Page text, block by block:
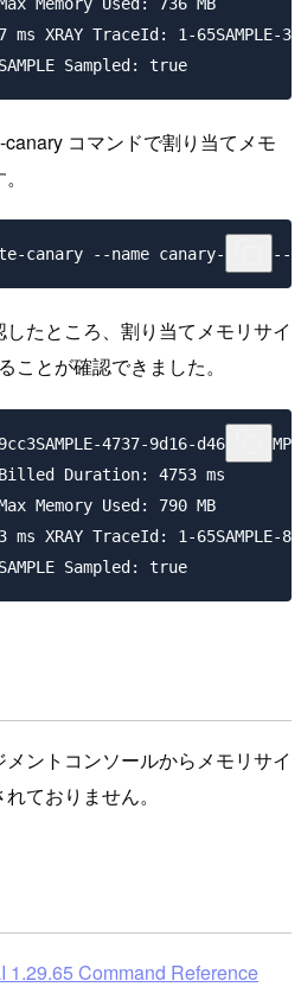
XRAY TraceId: 1-65SAMPLE-
コマンドで割り当てメモ
たところ、割り当てメモリサイ
ことが確認できました。
4737-9d16-
Billed Duration: 4753 ms
Memory Used: 790 MB
XRAY TraceId: 1-65SAMPLE-
ントコンソールからメモリサイ
ておりません。
Command Reference